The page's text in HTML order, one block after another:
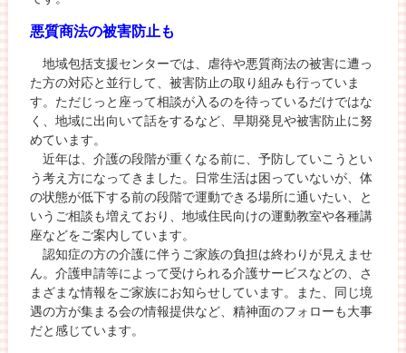
悪質商法の被害防止も
地域包括支援センターでは、虐待や悪質商法の被害に遭っ
た方の対応と並行して、被害防止の取り組みも行っていま
す。ただじっと座って相談が入るのを待っているだけではな
く、地域に出向いて話をするなど、早期発見や被害防止に努
めています。
近年は、介護の段階が重くなる前に、予防していこうとい
う考え方になってきました。日常生活は困っていないが、体
の状態が低下する前の段階で運動できる場所に通いたい、と
いうご相談も増えており、地域住民向けの運動教室や各種講
座などをご案内しています。
認知症の方の介護に伴うご家族の負担は終わりが見えませ
ん。介護申請等によって受けられる介護サービスなどの、さ
まざまな情報をご家族にお知らせしています。また、同じ境
遇の方が集まる会の情報提供など、精神面のフォローも大事
だと感じています。